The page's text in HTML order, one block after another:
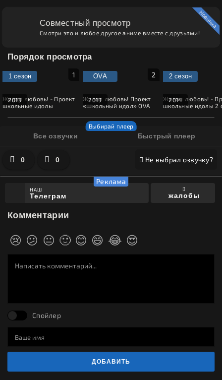
Совместный просмотр
Смотри это и любое другое аниме вместе с друзьями!
Новинка
Порядок просмотра
1 сезон
2013
Живая любовь! - Проект
школьные идолы
OVA
2013
Живая любовь! Проект
«Школьный идол» OVA
2 сезон
2014
Живая любовь! -
школьные идолы 2
Все озвучки Быстрый плеер
0 0 Не выбрал озвучку?
НАШ
Телеграм жалобы
Комментарии
😢 😕 😐 🙂 😊 😄 😂 😍
Спойлер
ДОБАВИТЬ